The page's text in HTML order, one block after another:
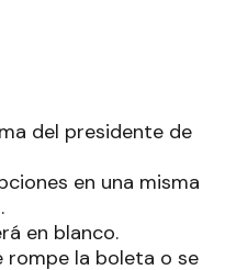
del presidente de
en una misma
en blanco.
rompe la boleta o se